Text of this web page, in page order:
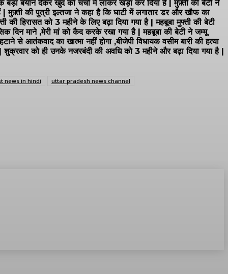
बयान देकर खुद को चर्चा में लाकर खड़ा कर दिया है | मुफ़्ती की बेटी ने
मुफ़्ती की पुत्री इल्तजा ने कहा है कि घाटी में लगातार डर और खौफ का
हिरासत को 3 महीने के लिए बढ़ा दिया गया है | महबूबा मुफ्ती की बेटी
दिन माने ,मेरी मां को कैद करके रखा गया है | महबूबा की बेटी ने जम्मू
से आतंकवाद का खात्मा नहीं होगा ,बीजेपी विधायक वसीम बारी की हत्या
को ही उनके नजरबंदी की अवधि को 3 महीने और बढ़ा दिया गया है |
news in hindi
uttar pradesh news channel